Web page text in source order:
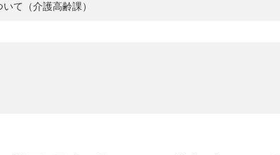
て（介護高齢課）